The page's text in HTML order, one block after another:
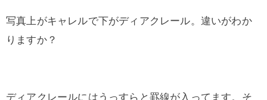
写真上がキャレルで下がディアクレール。違いがわか
りますか？
ディアクレールにはうっすらと罫線が入ってます。そ